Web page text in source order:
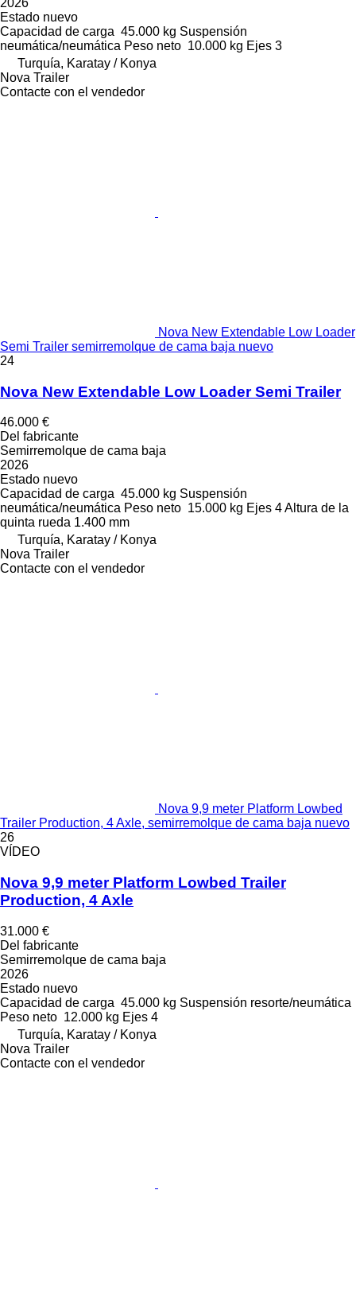
2026
Estado nuevo
Capacidad de carga 45.000 kg Suspensión
neumática/neumática Peso neto 10.000 kg Ejes 3
Turquía, Karatay / Konya
Nova Trailer
Contacte con el vendedor
Nova New Extendable Low Loader
Semi Trailer semirremolque de cama baja nuevo
24
Nova New Extendable Low Loader Semi Trailer
46.000 €
Del fabricante
Semirremolque de cama baja
2026
Estado nuevo
Capacidad de carga 45.000 kg Suspensión
neumática/neumática Peso neto 15.000 kg Ejes 4Altura de la
quinta rueda 1.400 mm
Turquía, Karatay / Konya
Nova Trailer
Contacte con el vendedor
Nova 9,9 meter Platform Lowbed
Trailer Production, 4 Axle, semirremolque de cama baja nuevo
26
VÍDEO
Nova 9,9 meter Platform Lowbed Trailer
Production, 4 Axle
31.000 €
Del fabricante
Semirremolque de cama baja
2026
Estado nuevo
Capacidad de carga 45.000 kg Suspensión resorte/neumática
Peso neto 12.000 kg Ejes 4
Turquía, Karatay / Konya
Nova Trailer
Contacte con el vendedor